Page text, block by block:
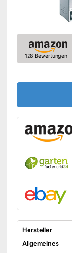
Amazon Lieferzeit
128 Bewertungen
Hersteller
Allgemeines